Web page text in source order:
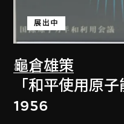
龜倉雄策
展出中
「和平使用原
1956